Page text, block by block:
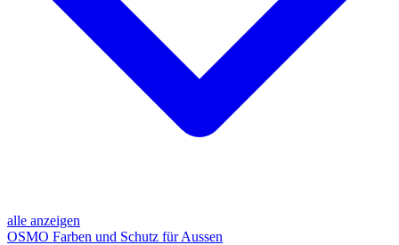
alle anzeigen
OSMO Farben und Schutz für Aussen